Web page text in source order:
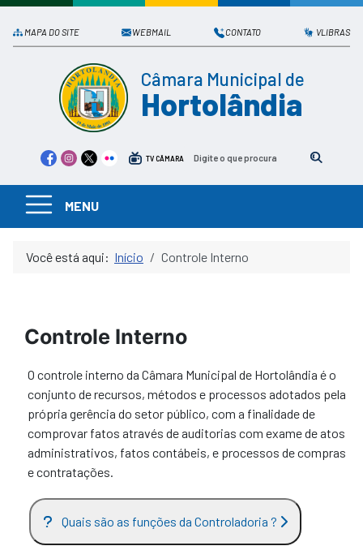
MAPA DO SITE WEBMAIL CONTATO VLIBRAS
Câmara Municipal de
Hortolândia
TV CÂMARA
MENU
Você está aqui: Início Controle Interno
Controle Interno
O controle interno da Câmara Municipal de Hortolândia é o
conjunto de recursos, métodos e processos adotados pela
própria gerência do setor público, com a finalidade de
comprovar fatos através de auditorias com exame de atos
administrativos, fatos contábeis, e processos de compras
e contratações.
Quais são as funções da Controladoria ?